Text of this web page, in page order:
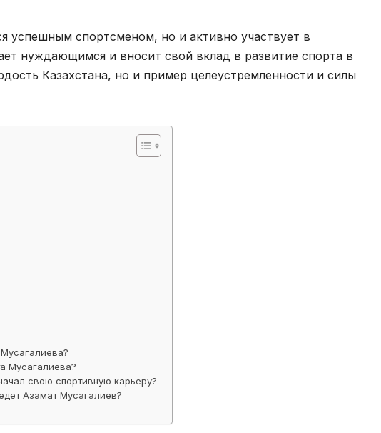
успешным спортсменом, но и активно участвует в
нуждающимся и вносит свой вклад в развитие спорта в
Казахстана, но и пример целеустремленности и силы
Мусагалиева?
свою спортивную карьеру?
Азамат Мусагалиев?